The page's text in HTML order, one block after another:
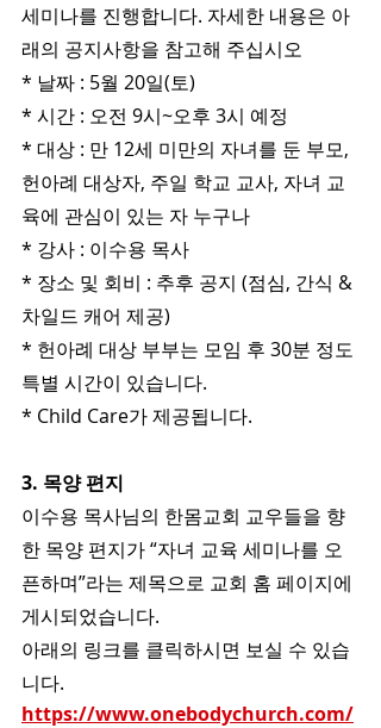
세미나를 진행합니다. 자세한 내용은 아
래의 공지사항을 참고해 주십시오
* 날짜 : 5월 20일(토)
* 시간 : 오전 9시~오후 3시 예정
* 대상 : 만 12세 미만의 자녀를 둔 부모,
헌아례 대상자, 주일 학교 교사, 자녀 교
육에 관심이 있는 자 누구나
* 강사 : 이수용 목사
* 장소 및 회비 : 추후 공지 (점심, 간식 &
차일드 캐어 제공)
* 헌아례 대상 부부는 모임 후 30분 정도
특별 시간이 있습니다.
* Child Care가 제공됩니다.
3. 목양 편지
이수용 목사님의 한몸교회 교우들을 향
한 목양 편지가 “자녀 교육 세미나를 오
픈하며”라는 제목으로 교회 홈 페이지에
게시되었습니다.
아래의 링크를 클릭하시면 보실 수 있습
니다.
https://www.onebodychurch.com/